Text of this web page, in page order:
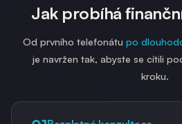
Jak probíhá
Od prvního telefonátu po
je navržen tak, abyste se cítili
kroku.